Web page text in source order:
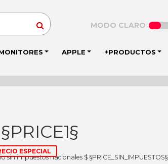
MODO CLARO
APPLE +PRODUCTOS
ESPECIAL
sin impuestos nacionales $ §PRICE_SIN_IMPUESTOS§